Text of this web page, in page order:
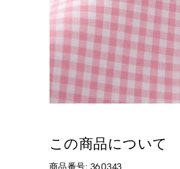
この商品について
商品番号: 360343